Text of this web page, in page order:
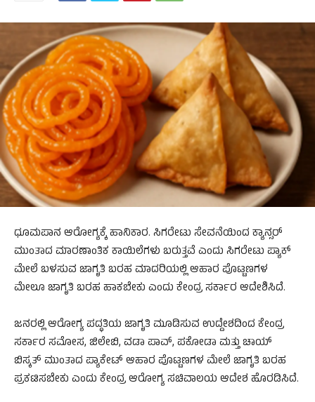
ಧೂಮಪಾನ ಆರೋಗ್ಯಕ್ಕೆ ಹಾನಿಕಾರ. ಸಿಗರೇಟು ಸೇವನೆಯಿಂದ ಕ್ಯಾನ್ಸರ್
ಮುಂತಾದ ಮಾರಣಾಂತಿಕ ಕಾಯಿಲೆಗಳು ಬರುತ್ತವೆ ಎಂದು ಸಿಗರೇಟು ಪ್ಯಾಕ್
ಮೇಲೆ ಬಳಸುವ ಜಾಗೃತಿ ಬರಹ ಮಾದರಿಯಲ್ಲಿ ಆಹಾರ ಪೊಟ್ಟಣಗಳ
ಮೇಲೂ ಜಾಗೃತಿ ಬರಹ ಹಾಕಬೇಕು ಎಂದು ಕೇಂದ್ರ ಸರ್ಕಾರ ಆದೇಶಿಸಿದೆ.
ಜನರಲ್ಲಿ ಆರೋಗ್ಯ ಪದ್ಧತಿಯ ಜಾಗೃತಿ ಮೂಡಿಸುವ ಉದ್ದೇಶದಿಂದ ಕೇಂದ್ರ
ಸರ್ಕಾರ ಸಮೋಸ, ಜಿಲೇಬಿ, ವಡಾ ಪಾವ್, ಪಕೋಡಾ ಮತ್ತು ಚಾಯ್
ಬಿಸ್ಕತ್ ಮುಂತಾದ ಪ್ಯಾಕೇಟ್ ಆಹಾರ ಪೊಟ್ಟಣಗಳ ಮೇಲೆ ಜಾಗೃತಿ ಬರಹ
ಪ್ರಕಟಿಸಬೇಕು ಎಂದು ಕೇಂದ್ರ ಆರೋಗ್ಯ ಸಚಿವಾಲಯ ಆದೇಶ ಹೊರಡಿಸಿದೆ.